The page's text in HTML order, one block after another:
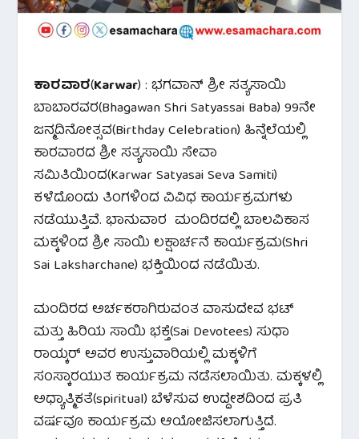
ಕಾರವಾರ(Karwar) : ಭಗವಾನ್ ಶ್ರೀ ಸತ್ಯಸಾಯಿ
ಬಾಬಾರವರ(Bhagawan Shri Satyassai Baba) 99ನೇ
ಜನ್ಮದಿನೋತ್ಸವ(Birthday Celebration) ಹಿನ್ನೆಲೆಯಲ್ಲಿ
ಕಾರವಾರದ ಶ್ರೀ ಸತ್ಯಸಾಯಿ ಸೇವಾ
ಸಮಿತಿಯಿಂದ(Karwar Satyasai Seva Samiti)
ಕಳೆದೊಂದು ತಿಂಗಳಿಂದ ವಿವಿಧ ಕಾರ್ಯಕ್ರಮಗಳು
ನಡೆಯುತ್ತಿವೆ. ಭಾನುವಾರ ಮಂದಿರದಲ್ಲಿ ಬಾಲವಿಕಾಸ
ಮಕ್ಕಳಿಂದ ಶ್ರೀ ಸಾಯಿ ಲಕ್ಷಾರ್ಚನೆ ಕಾರ್ಯಕ್ರಮ(Shri
Sai Laksharchane) ಭಕ್ತಿಯಿಂದ ನಡೆಯಿತು.
ಮಂದಿರದ ಅರ್ಚಕರಾಗಿರುವಂತ ವಾಸುದೇವ ಭಟ್
ಮತ್ತು ಹಿರಿಯ ಸಾಯಿ ಭಕ್ತೆ(Sai Devotees) ಸುಧಾ
ರಾಯ್ಕರ್ ಅವರ ಉಸ್ತುವಾರಿಯಲ್ಲಿ ಮಕ್ಕಳಿಗೆ
ಸಂಸ್ಕಾರಯುತ ಕಾರ್ಯಕ್ರಮ ನಡೆಸಲಾಯಿತು. ಮಕ್ಕಳಲ್ಲಿ
ಅಧ್ಯಾತ್ಮಿಕತೆ(spiritual) ಬೆಳೆಸುವ ಉದ್ದೇಶದಿಂದ ಪ್ರತಿ
ವರ್ಷವೂ ಕಾರ್ಯಕ್ರಮ ಆಯೋಜಿಸಲಾಗುತ್ತಿದೆ.